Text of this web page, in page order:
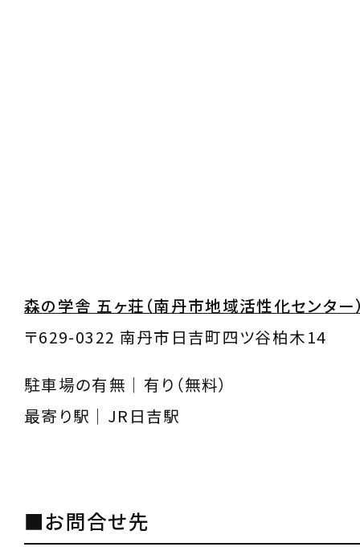
森の学舎 五ヶ荘（南丹市地域活性化センター
〒629-0322 南丹市日吉町四ツ谷柏木14
駐車場の有無｜有り（無料）
最寄り駅｜JR日吉駅
■お問合せ先